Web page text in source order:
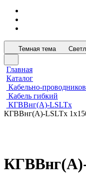
Темная тема
Главная
Каталог
Кабельно-
Кабель гибкий
КГВВнг(А)-LSLTx
КГВВнг(A)-LSLTx